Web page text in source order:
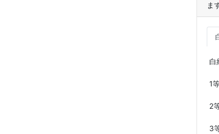
ま
白
1
2
3